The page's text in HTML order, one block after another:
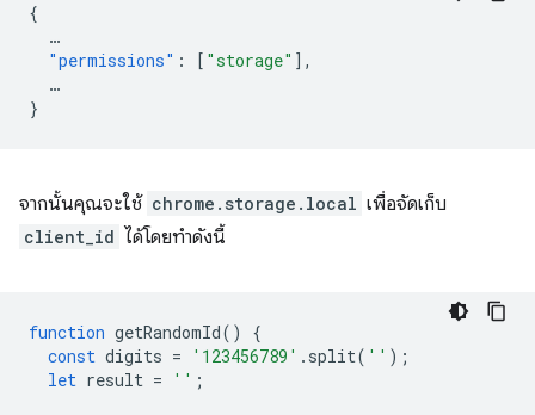
{
…
"permissions" : [ "storage" ],
…
}
จากนั้นคุณจะใช้ chrome.storage.local เพื่อจัดเก็บ
client_id ได้โดยทำดังนี้
function getRandomId()
{
const digits = '123456789' . split( '' );
let result = '' ;